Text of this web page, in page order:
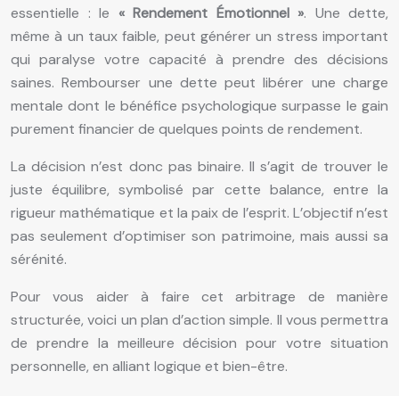
essentielle : le « Rendement Émotionnel ». Une dette,
même à un taux faible, peut générer un stress important
qui paralyse votre capacité à prendre des décisions
saines. Rembourser une dette peut libérer une charge
mentale dont le bénéfice psychologique surpasse le gain
purement financier de quelques points de rendement.
La décision n’est donc pas binaire. Il s’agit de trouver le
juste équilibre, symbolisé par cette balance, entre la
rigueur mathématique et la paix de l’esprit. L’objectif n’est
pas seulement d’optimiser son patrimoine, mais aussi sa
sérénité.
Pour vous aider à faire cet arbitrage de manière
structurée, voici un plan d’action simple. Il vous permettra
de prendre la meilleure décision pour votre situation
personnelle, en alliant logique et bien-être.